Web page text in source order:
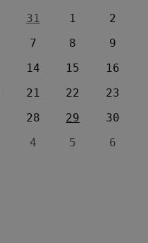
31 1
2
7 8
9
14 15
16
21 22
23
28 29
30
4 5 6